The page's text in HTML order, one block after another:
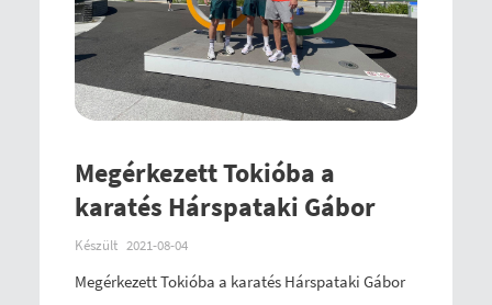
Megérkezett Tokióba a
karatés Hárspataki Gábor
Készült 2021-08-04
Megérkezett Tokióba a karatés Hárspataki Gábor